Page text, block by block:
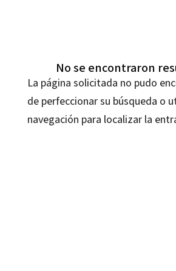
No se encontraron
La página solicitada no pudo
de perfeccionar su búsqueda o
navegación para localizar la